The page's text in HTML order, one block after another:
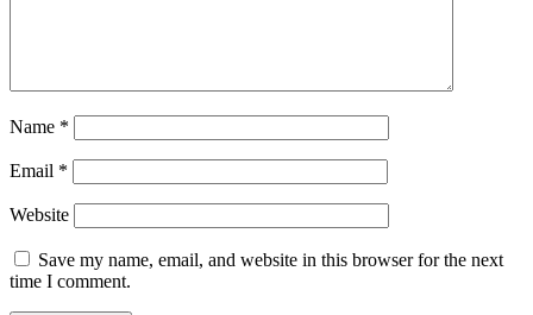
Name *
Email *
Website
Save my name, email, and website in this browser for the next
time I comment.